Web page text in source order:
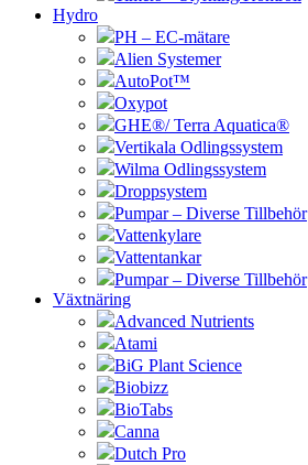
Hydro
PH – EC-mätare
Alien Systemer
AutoPot™
Oxypot
GHE®/ Terra Aquatica®
Vertikala Odlingssystem
Wilma Odlingssystem
Droppsystem
Pumpar – Diverse Tillbehör
Vattenkylare
Vattentankar
Pumpar – Diverse Tillbehör
Växtnäring
Advanced Nutrients
Atami
BiG Plant Science
Biobizz
BioTabs
Canna
Dutch Pro